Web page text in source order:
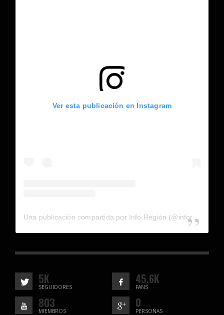
Ver esta publicación en Instagram
5K
SEGUIDORES
45.6K
FANS
803
MIEMBROS
0
PERSONAS